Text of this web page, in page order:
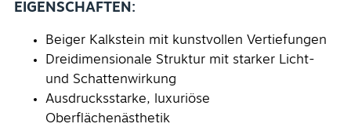
EIGENSCHAFTEN:
Beiger Kalkstein mit kunstvollen Vertiefungen
Dreidimensionale Struktur mit starker Licht-
und Schattenwirkung
Ausdrucksstarke, luxuriöse
Oberflächenästhetik